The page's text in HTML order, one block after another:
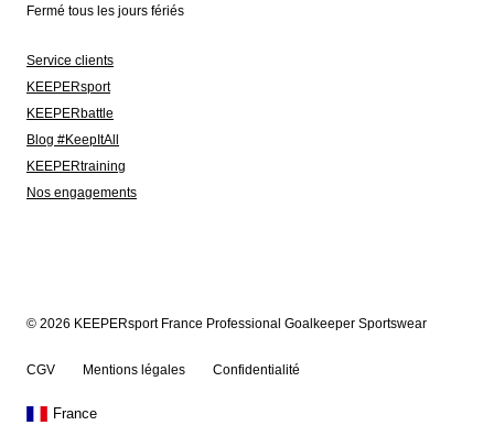
Fermé tous les jours fériés
Service clients
KEEPERsport
KEEPERbattle
Blog #KeepItAll
KEEPERtraining
Nos engagements
© 2026 KEEPERsport France Professional Goalkeeper Sportswear
CGV Mentions légales Confidentialité
France